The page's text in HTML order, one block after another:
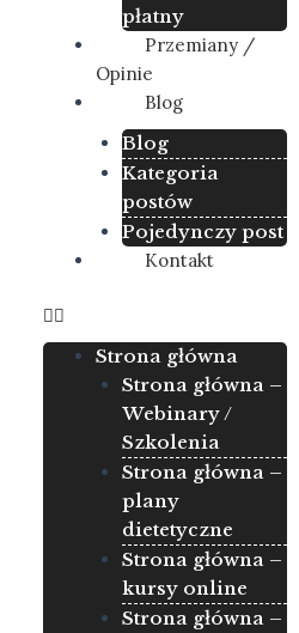
płatny
Przemiany /
Opinie
Blog
Blog
Kategoria
postów
Pojedynczy post
Kontakt
Strona główna
Strona główna –
Webinary /
Szkolenia
Strona główna –
plany
dietetyczne
Strona główna –
kursy online
Strona główna –